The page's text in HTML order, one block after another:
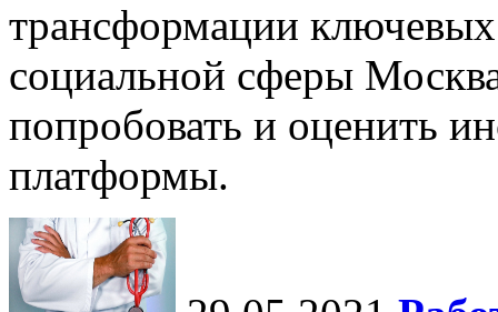
трансформации
социальной сферы
попробовать и оценить
платформы.